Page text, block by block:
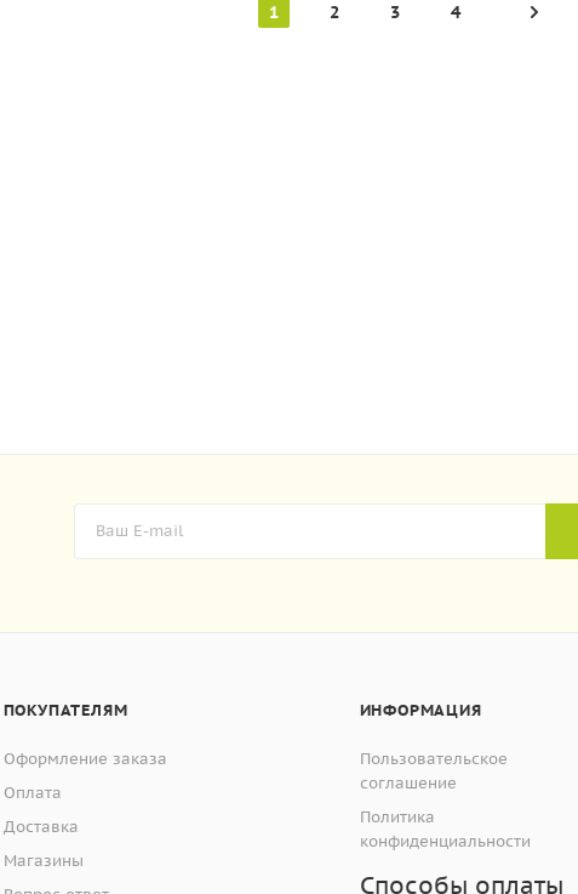
1 2 3 4
ПОКУПАТЕЛЯМ
Оформление заказа
Оплата
Доставка
Магазины
ИНФОРМАЦИЯ
Пользовательское
соглашение
Политика
конфиденциальности
Способы оплаты